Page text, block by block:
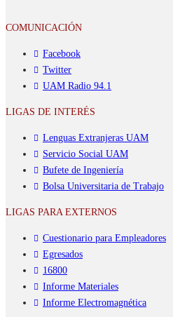
COMUNICACIÓN
Facebook
Twitter
UAM Radio 94.1
LIGAS DE INTERÉS
Lenguas Extranjeras UAM
Servicio Social UAM
Bufete de Ingeniería
Bolsa Universitaria de Trabajo
LIGAS PARA EXTERNOS
Cuestionario para Empleadores
Egresados
16800
Informe Materiales
Informe Electromagnética